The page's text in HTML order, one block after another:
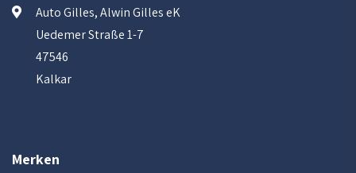
Auto Gilles, Alwin Gilles eK
Uedemer Straße 1-7
47546
Kalkar
Merken